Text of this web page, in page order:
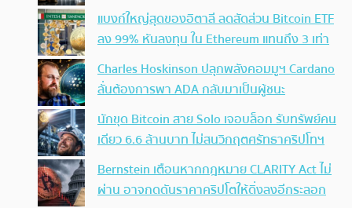
แบงก์ใหญ่สุดของอิตาลี ลดสัดส่วน Bitcoin ETF
ลง 99% หันลงทุน ใน Ethereum แทนถึง 3 เท่า
Charles Hoskinson ปลุกพลังคอมมูฯ Cardano
ลั่นต้องการพา ADA กลับมาเป็นผู้ชนะ
นักขุด Bitcoin สาย Solo เจอบล็อก รับทรัพย์คน
เดียว 6.6 ล้านบาท ไม่สนวิกฤตศรัทธาคริปโทฯ
Bernstein เตือนหากกฎหมาย CLARITY Act ไม่
ผ่าน อาจกดดันราคาคริปโตให้ดิ่งลงอีกระลอก